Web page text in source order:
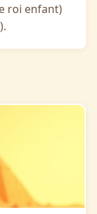
roi enfant)